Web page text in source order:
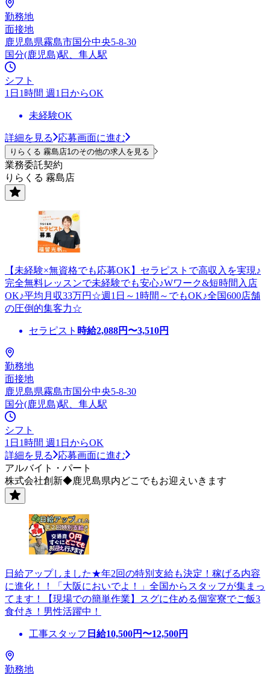
勤務地
面接地
鹿児島県霧島市国分中央5-8-30
国分(鹿児島)駅、隼人駅
シフト
1日1時間 週1日からOK
未経験OK
詳細を見る 応募画面に進む
りらくる 霧島店1のその他の求人を見る
業務委託契約
りらくる 霧島店
【未経験×無資格でも応募OK】セラピストで高収入を実現♪
完全無料レッスンで未経験でも安心♪Wワーク&短時間入店
OK♪平均月収33万円☆週1日～1時間～でもOK♪全国600店舗
の圧倒的集客力☆
セラピスト 時給2,088円〜3,510円
勤務地
面接地
鹿児島県霧島市国分中央5-8-30
国分(鹿児島)駅、隼人駅
シフト
1日1時間 週1日からOK
詳細を見る
応募画面に進む
アルバイト・パート
株式会社創新◆鹿児島県内どこでもお迎えいきます
日給アップしました★年2回の特別支給も決定！稼げる内容
に進化！！「大阪においでよ！」全国からスタッフが集まっ
てます！【現場での簡単作業】スグに住める個室寮でご飯3
食付き！男性活躍中！
工事スタッフ 日給10,500円〜12,500円
勤務地